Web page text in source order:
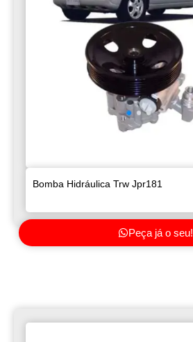
Bomba Hidráulica Trw Jpr181
Peça já o seu!